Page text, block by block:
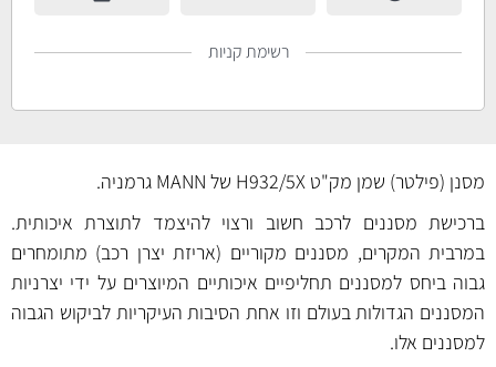
רשימת קניות
מסנן (פילטר) שמן מק"ט H932/5X של MANN גרמניה.
ברכישת מסננים לרכב חשוב ורצוי להיצמד לתוצרת איכותית.
במרבית המקרים, מסננים מקוריים (אריזת יצרן רכב) מתומחרים
גבוה ביחס למסננים תחליפיים איכותיים המיוצרים על ידי יצרניות
המסננים הגדולות בעולם וזו אחת הסיבות העיקריות לביקוש הגבוה
למסננים אלו.